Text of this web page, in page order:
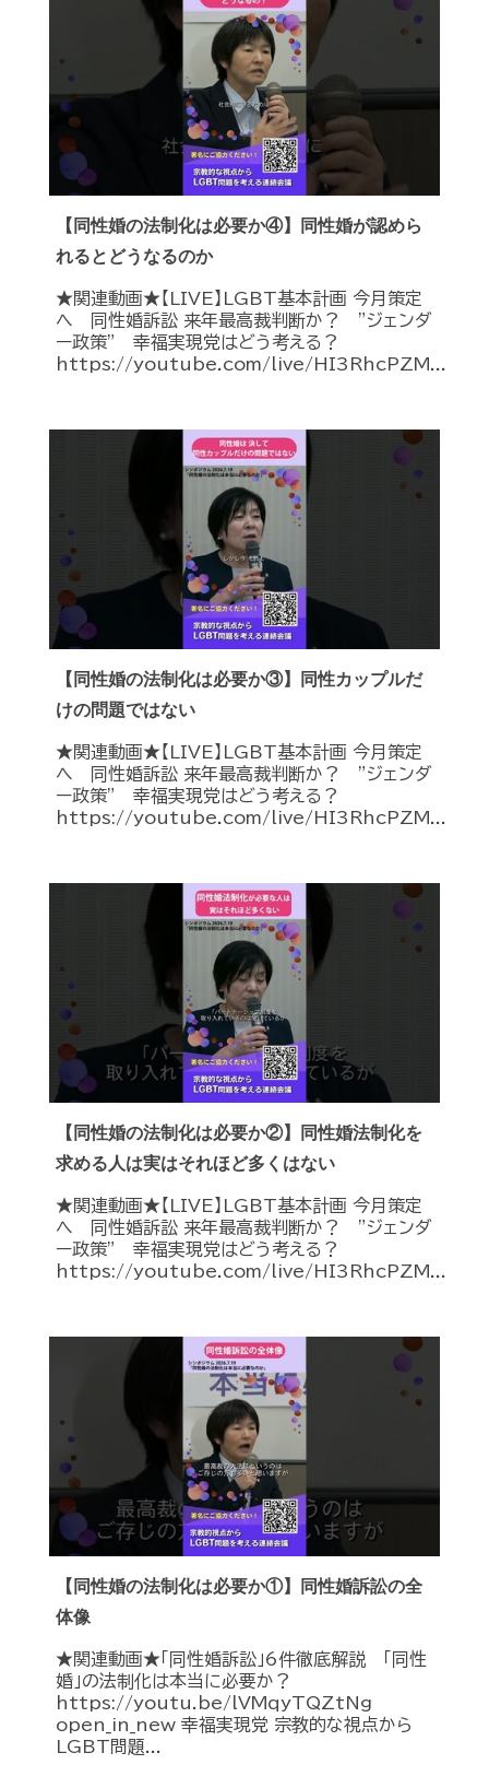
【同性婚の法制化は必要か④】同性婚が認めら
れるとどうなるのか
★関連動画★【LIVE】LGBT基本計画 今月策定
へ 同性婚訴訟 来年最高裁判断か？ ”ジェンダ
ー政策” 幸福実現党はどう考える？
https://youtube.com/live/HI3RhcPZM...
【同性婚の法制化は必要か③】同性カップルだ
けの問題ではない
★関連動画★【LIVE】LGBT基本計画 今月策定
へ 同性婚訴訟 来年最高裁判断か？ ”ジェンダ
ー政策” 幸福実現党はどう考える？
https://youtube.com/live/HI3RhcPZM...
【同性婚の法制化は必要か②】同性婚法制化を
求める人は実はそれほど多くはない
★関連動画★【LIVE】LGBT基本計画 今月策定
へ 同性婚訴訟 来年最高裁判断か？ ”ジェンダ
ー政策” 幸福実現党はどう考える？
https://youtube.com/live/HI3RhcPZM...
【同性婚の法制化は必要か①】同性婚訴訟の全
体像
★関連動画★「同性婚訴訟」6件徹底解説 「同性
婚」の法制化は本当に必要か？
https://youtu.be/lVMqyTQZtNg
open_in_new 幸福実現党 宗教的な視点から
LGBT問題...